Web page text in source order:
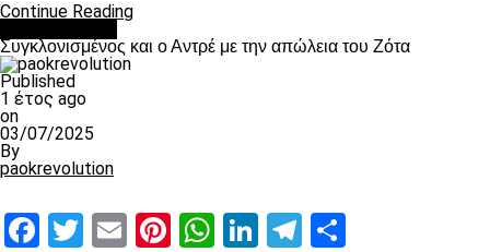
Continue Reading
Συγκλονισμένος και ο Αντρέ με την απώλεια του Ζότα
Published
1 έτος ago
on
03/07/2025
By
paokrevolution
Facebook
Twitter
EmailPinterest
WhatsApp
LinkedIn
Telegram